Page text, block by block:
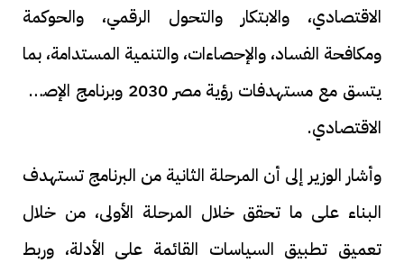
الاقتصادي، والابتكار والتحول الرقمي، والحوكمة
ومكافحة الفساد، والإحصاءات، والتنمية المستدامة، بما
يتسق مع مستهدفات رؤية مصر 2030 وبرنامج الإصلاح
الاقتصادي.
وأشار الوزير إلى أن المرحلة الثانية من البرنامج تستهدف
البناء على ما تحقق خلال المرحلة الأولى، من خلال
تعميق تطبيق السياسات القائمة على الأدلة، وربط